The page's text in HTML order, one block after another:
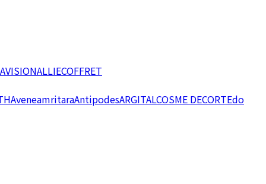
ALLIECOFFRET
AveneamritaraAntipodesARGITALCOSME DECORTEdo